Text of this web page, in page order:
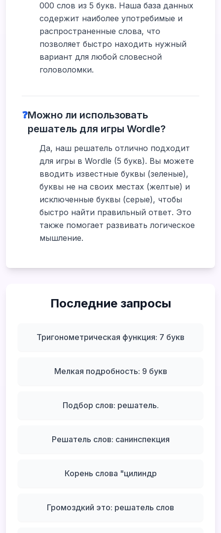
000 слов из 5 букв. Наша база данных
содержит наиболее употребимые и
распространенные слова, что
позволяет быстро находить нужный
вариант для любой словесной
головоломки.
❓Можно ли использовать
решатель для игры Wordle?
Да, наш решатель отлично подходит
для игры в Wordle (5 букв). Вы можете
вводить известные буквы (зеленые),
буквы не на своих местах (желтые) и
исключенные буквы (серые), чтобы
быстро найти правильный ответ. Это
также помогает развивать логическое
мышление.
Последние запросы
Тригонометрическая функция: 7 букв
Мелкая подробность: 9 букв
Подбор слов: решатель.
Решатель слов: санинспекция
Корень слова "цилиндр
Громоздкий это: решатель слов